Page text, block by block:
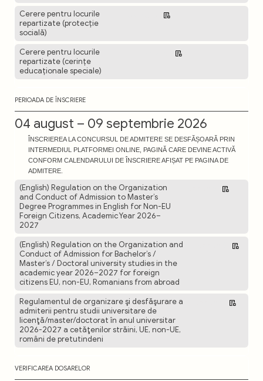
Cerere pentru locurile
repartizate (protecție
socială)
Cerere pentru locurile
repartizate (cerințe
educaționale speciale)
PERIOADA DE ÎNSCRIERE
04 august – 09 septembrie 2026
ÎNSCRIEREA LA CONCURSUL DE ADMITERE SE DESFĂȘOARĂ PRIN
INTERMEDIUL PLATFORMEI ONLINE, PAGINĂ CARE DEVINE ACTIVĂ
CONFORM CALENDARULUI DE ÎNSCRIERE AFIȘAT PE PAGINA DE
ADMITERE.
(English) Regulation on the Organization
and Conduct of Admission to Master’s
Degree Programmes in English for Non-EU
Foreign Citizens, Academic Year 2026–
2027
(English) Regulation on the Organization and
Conduct of Admission for Bachelor’s /
Master’s / Doctoral university studies in the
academic year 2026–2027 for foreign
citizens EU, non-EU, Romanians from abroad
Regulamentul de organizare şi desfăşurare a
admiterii pentru studii universitare de
licenţă/master/doctorat în anul universitar
2026-2027 a cetăţenilor străini, UE, non-UE,
români de pretutindeni
VERIFICAREA DOSARELOR